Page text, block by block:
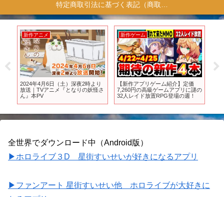
特定商取引法に基づく表記（商取引に関する開示）
に謎の
新作ゲーム
VRゲーム新作ラッシュ20本以上！
注目作品8本プレイ紹介・カエル
VR5周年 Meta Quest 3/3S ・
新作アニメ
TVアニメ『るろうに剣心 －明治
剣客浪漫譚－』第2弾PV
全世界でダウンロード中（Android版）
▶ホロライブ３D 星街すいせいが好きになるアプリ
▶ファンアート 星街すいせい他 ホロライブが大好きに